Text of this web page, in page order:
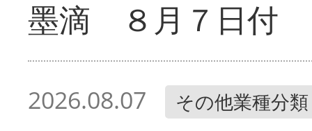
墨滴 ８月７日付
2026.08.07 その他業種分類